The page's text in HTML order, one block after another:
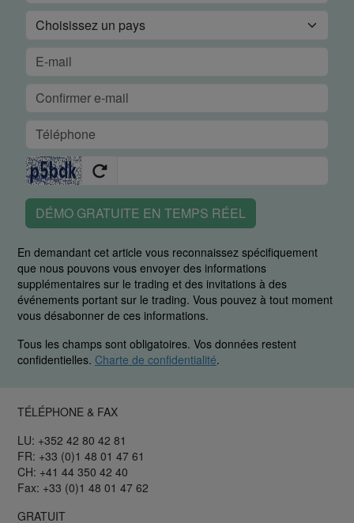
DÉMO GRATUITE EN TEMPS RÉEL
En demandant cet article vous reconnaissez spécifiquement
que nous pouvons vous envoyer des informations
supplémentaires sur le trading et des invitations à des
événements portant sur le trading. Vous pouvez à tout moment
vous désabonner de ces informations.
Tous les champs sont obligatoires. Vos données restent
confidentielles. Charte de confidentialité.
TÉLÉPHONE & FAX
LU: +352 42 80 42 81
FR: +33 (0)1 48 01 47 61
CH: +41 44 350 42 40
Fax: +33 (0)1 48 01 47 62
GRATUIT